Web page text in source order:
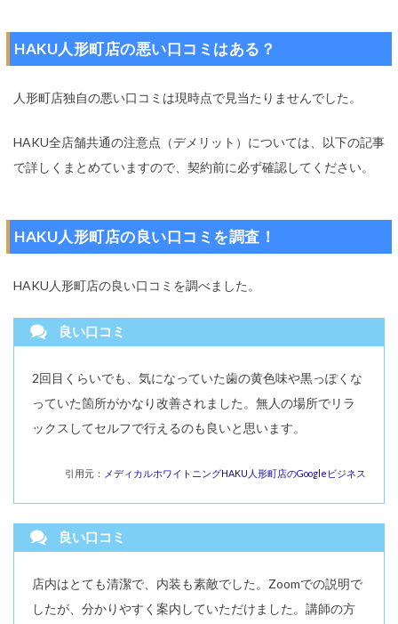
HAKU人形町店の悪い口コミはある？
人形町店独自の悪い口コミは現時点で見当たりませんでした。
HAKU全店舗共通の注意点（デメリット）については、以下の記事
で詳しくまとめていますので、契約前に必ず確認してください。
HAKU人形町店の良い口コミを調査！
HAKU人形町店の良い口コミを調べました。
良い口コミ
2回目くらいでも、気になっていた歯の黄色味や黒っぽくな
っていた箇所がかなり改善されました。無人の場所でリラ
ックスしてセルフで行えるのも良いと思います。
引用元： メディカルホワイトニングHAKU人形町店のGoogleビジネス
良い口コミ
店内はとても清潔で、内装も素敵でした。Zoomでの説明で
したが、分かりやすく案内していただけました。講師の方